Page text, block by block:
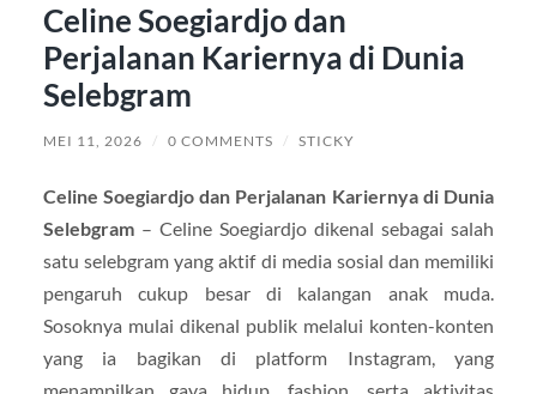
Celine Soegiardjo dan
Perjalanan Kariernya di Dunia
Selebgram
MEI 11, 2026 / 0 COMMENTS / STICKY
Celine Soegiardjo dan Perjalanan Kariernya di Dunia
Selebgram– Celine Soegiardjo dikenal sebagai salah
satu selebgram yang aktif di media sosial dan memiliki
pengaruh cukup besar di kalangan anak muda.
Sosoknya mulai dikenal publik melalui konten-konten
yang ia bagikan di platform Instagram, yang